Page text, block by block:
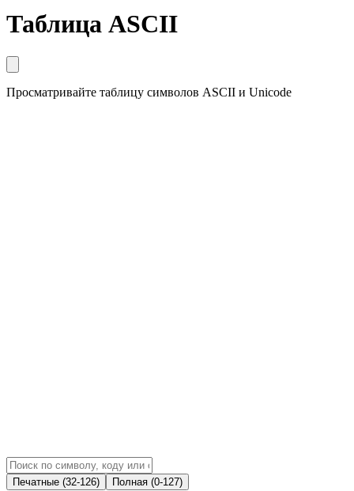
Таблица ASCII
Просматривайте таблицу символов ASCII и Unicode
Печатные (32-126) Полная (0-127)